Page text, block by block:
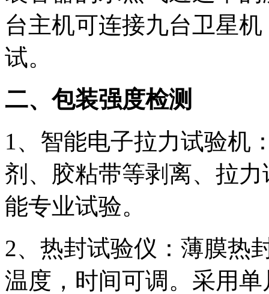
台主机可连接九台卫星
试。
二、包装强度检测
1、智能电子拉力试验机
剂、胶粘带等剥离、拉
能专业试验。
2、热封试验仪：薄膜热
温度，时间可调。采用